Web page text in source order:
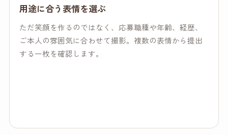
用途に合う表情を選ぶ
ただ笑顔を作るのではなく、応募職種や年齢、経歴、
ご本人の雰囲気に合わせて撮影。複数の表情から提出
する一枚を確認します。